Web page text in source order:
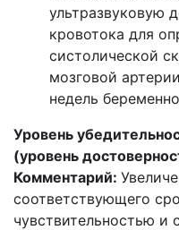
ультразвуковую
кровотока для
систолической
мозговой
недель
Уровень
(уровень
Комментарий:
соответствующего
чувствительностью и